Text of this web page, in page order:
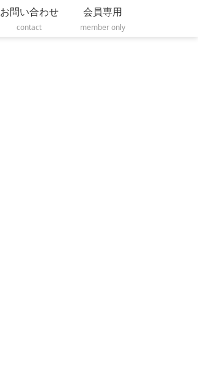
お問い合わせ
contact
会員専用
member only